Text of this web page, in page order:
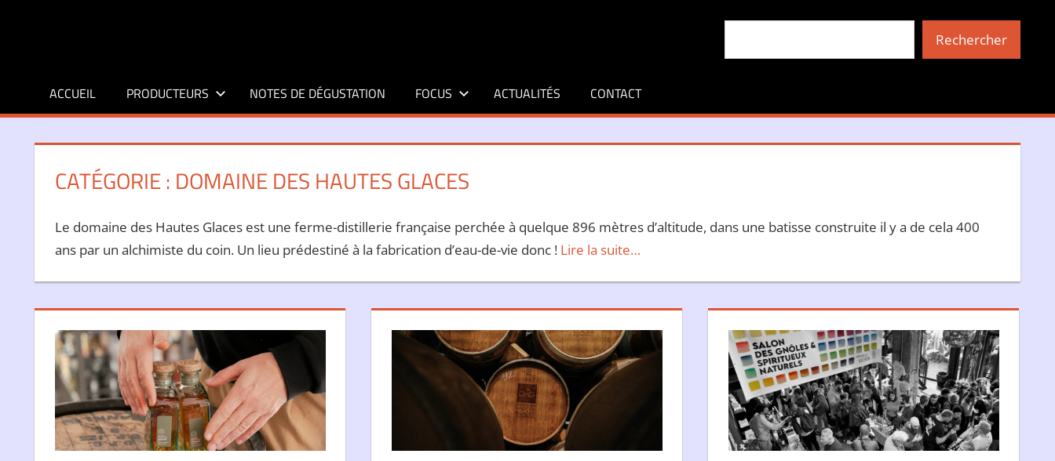
Rechercher
ACCUEIL PRODUCTEURS NOTES DE DÉGUSTATION FOCUS ACTUALITÉS CONTACT
CATÉGORIE : DOMAINE DES HAUTES GLACES
Le domaine des Hautes Glaces est une ferme-distillerie française perchée à quelque 896 mètres d’altitude, dans une batisse construite il y a de cela 400
ans par un alchimiste du coin. Un lieu prédestiné à la fabrication d’eau-de-vie donc ! Lire la suite…